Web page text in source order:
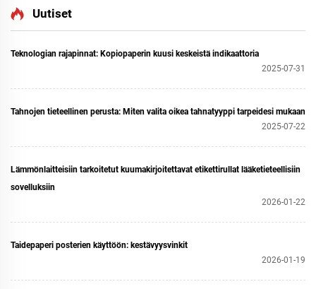
Uutiset
Teknologian rajapinnat: Kopiopaperin kuusi keskeistä indikaattoria
2025-07-31
Tahnojen tieteellinen perusta: Miten valita oikea tahnatyyppi tarpeidesi mukaan
2025-07-22
Lämmönlaitteisiin tarkoitetut kuumakirjoitettavat etikettirullat lääketieteellisiin
sovelluksiin
2026-01-22
Taidepaperi posterien käyttöön: kestävyysvinkit
2026-01-19